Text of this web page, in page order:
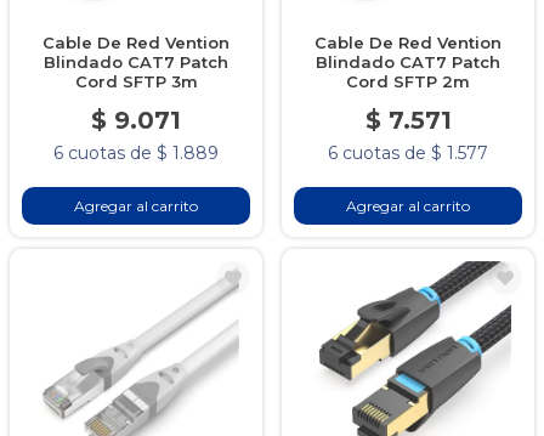
Cable De Red Vention
Blindado CAT7 Patch
Cord SFTP 3m
$ 9.071
6 cuotas de $ 1.889
Agregar al carrito
Cable De Red Vention
Blindado CAT7 Patch
Cord SFTP 2m
$ 7.571
6 cuotas de $ 1.577
Agregar al carrito